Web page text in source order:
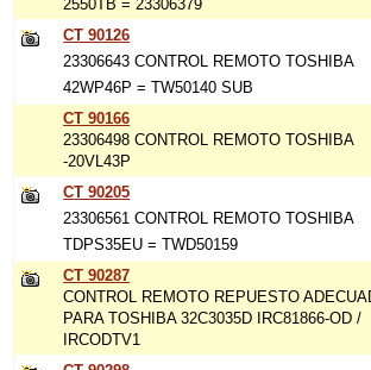
2550TB = 23306379
CT 90126
23306643 CONTROL REMOTO TOSHIBA
42WP46P = TW50140 SUB
CT 90166
23306498 CONTROL REMOTO TOSHIBA
-20VL43P
CT 90205
23306561 CONTROL REMOTO TOSHIBA
TDPS35EU = TWD50159
CT 90287
CONTROL REMOTO REPUESTO
PARA TOSHIBA 32C3035D IRC81866-OD /
IRCODTV1